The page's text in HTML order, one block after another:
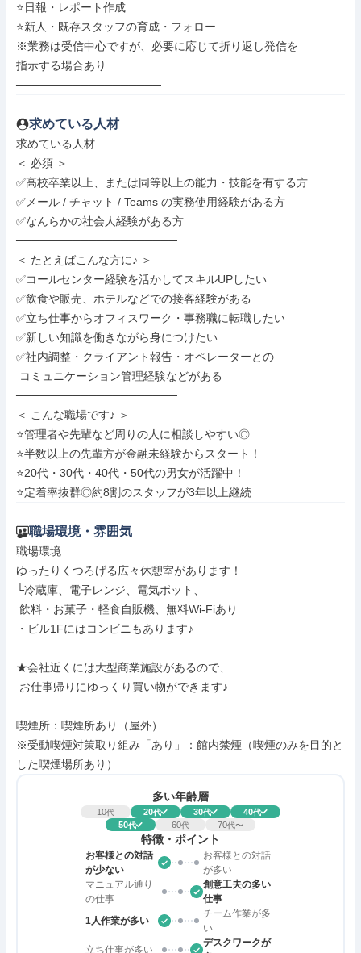
⭐日報・レポート作成
⭐新人・既存スタッフの育成・フォロー
※業務は受信中心ですが、必要に応じて折り返し発信を
指示する場合あり
──────────────────
求めている人材
求めている人材
＜ 必須 ＞
✅高校卒業以上、または同等以上の能力・技能を有する方
✅メール / チャット / Teams の実務使用経験がある方
✅なんらかの社会人経験がある方
────────────────────
＜ たとえばこんな方に♪ ＞
✅コールセンター経験を活かしてスキルUPしたい
✅飲食や販売、ホテルなどでの接客経験がある
✅立ち仕事からオフィスワーク・事務職に転職したい
✅新しい知識を働きながら身につけたい
✅社内調整・クライアント報告・オペレーターとの
────────────────────
＜ こんな職場です♪ ＞
⭐管理者や先輩など周りの人に相談しやすい◎
⭐半数以上の先輩方が金融未経験からスタート！
⭐20代・30代・40代・50代の男女が活躍中！
⭐定着率抜群◎約8割のスタッフが3年以上継続
職場環境・雰囲気
職場環境
ゆったりくつろげる広々休憩室があります！
└冷蔵庫、電子レンジ、電気ポット、
・ビル1Fにはコンビニもあります♪
★会社近くには大型商業施設があるので、
喫煙所：喫煙所あり（屋外）
※受動喫煙対策取り組み「あり」：館内禁煙（喫煙のみを目的と
した喫煙場所あり）
多い年齢層
10代 20代 30代 40代
50代 60代 70代〜
特徴・ポイント
お客様との対話
が少ない
お客様との対話
が多い
マニュアル通り
の仕事
創意工夫の多い
仕事
1人作業が多い
チーム作業が多
い
立ち仕事が多い
デスクワークが